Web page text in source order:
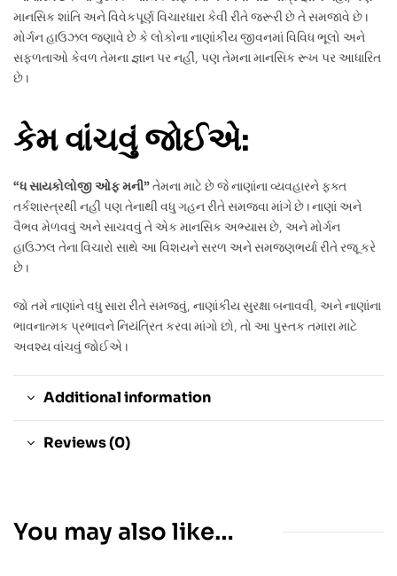
માનસિક શાંતિ અને વિવેકપૂર્ણ વિચારધારા કેવી રીતે જરૂરી છે તે સમજાવે છે।
મોર્ગન હાઉઝલ જણાવે છે કે લોકોના નાણાંકીય જીવનમાં વિવિધ ભૂલો અને
સફળતાઓ કેવળ તેમના જ્ઞાન પર નહીં, પણ તેમના માનસિક રૂખ પર આધારિત
છે।
કેમ વાંચવું જોઈએ:
“ધ સાયકોલોજી ઓફ મની”તેમના માટે છે જે નાણાંના વ્યવહારને ફક્ત
તર્કશાસ્ત્રથી નહીં પણ તેનાથી વધુ ગહન રીતે સમજવા માંગે છે। નાણાં અને
વૈભવ મેળવવું અને સાચવવું તે એક માનસિક અભ્યાસ છે, અને મોર્ગન
હાઉઝલ તેના વિચારો સાથે આ વિશયને સરળ અને સમજણભર્યા રીતે રજૂ કરે
છે।
જો તમે નાણાંને વધુ સારા રીતે સમજવું, નાણાંકીય સુરક્ષા બનાવવી, અને નાણાંના
ભાવનાત્મક પ્રભાવને નિયંત્રિત કરવા માંગો છો, તો આ પુસ્તક તમારા માટે
અવશ્ય વાંચવું જોઈએ।
Additional information
Reviews (0)
You may also like…